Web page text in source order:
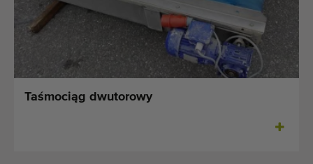
Sprzedaj swoją maszynę!
Wyszukaj według typu
Ostatnio widziany maszyny
Ostatnio dodane maszyny
Taśmociąg dwutorowy